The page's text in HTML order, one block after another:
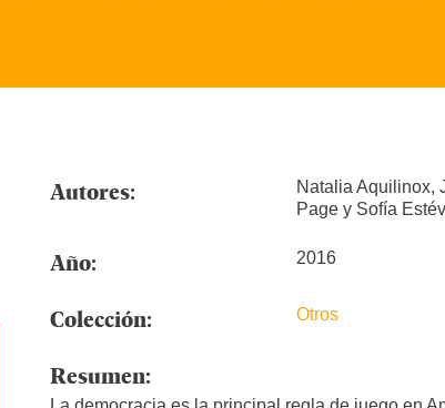
Autores:
Natalia Aquilinox,
Page y Sofía
Año: 2016
Colección: Otros
Resumen: